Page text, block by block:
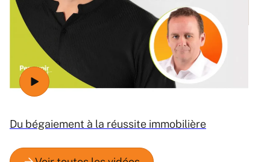
Du bégaiement à la réussite immobilière